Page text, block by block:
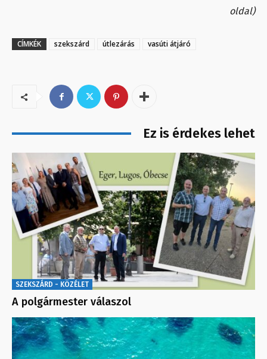
oldal)
CÍMKÉK szekszárd útlezárás vasúti átjáró
Ez is érdekes lehet
SZEKSZÁRD - KÖZÉLET
A polgármester válaszol